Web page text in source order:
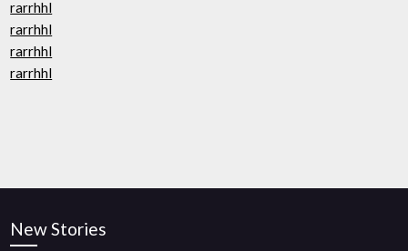
rarrhhl
rarrhhl
rarrhhl
rarrhhl
New Stories